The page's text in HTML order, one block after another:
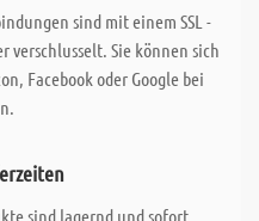
sind mit einem SSL -
verschlusselt. Sie können sich
Facebook oder Google bei
sind lagernd und sofort